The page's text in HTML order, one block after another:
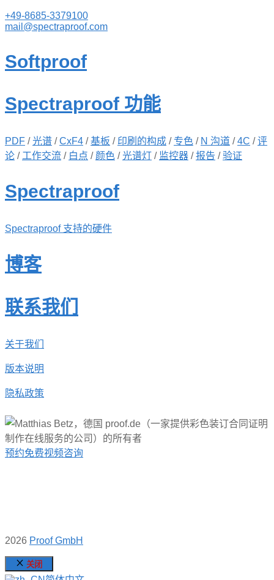
+49-8685-3379100
mail@spectraproof.com
Softproof
Spectraproof 功能
PDF /光谱 /CxF4 /基板 / 印刷的构成 / 专色 / N 沟道 /4C /评
论 / 工作交流 / 白点 / 颜色 /光谱灯 / 监控器 /报告 /验证
Spectraproof
Spectraproof 支持的硬件
博客
联系我们
关于我们
版本说明
隐私政策
预约免费视频咨询
2026 Proof GmbH
关闭